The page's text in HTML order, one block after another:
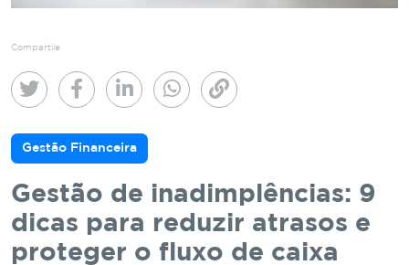
Compartile
Gestão Financeira
Gestão de inadimplências: 9
dicas para reduzir atrasos e
proteger o fluxo de caixa